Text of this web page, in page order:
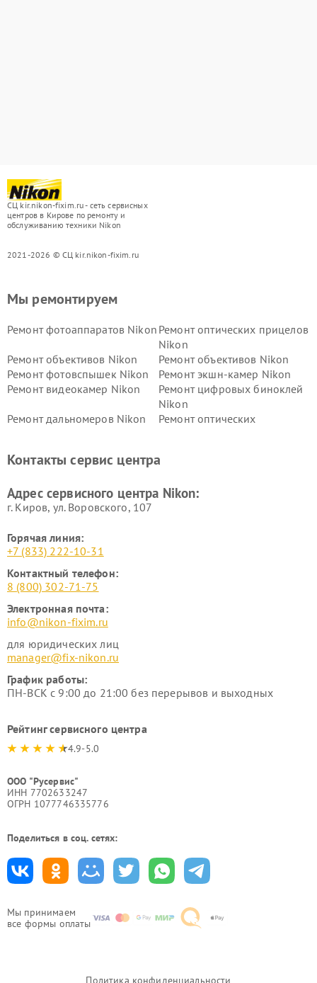
СЦ kir.nikon-fixim.ru - сеть сервисных
центров в Кирове по ремонту и
обслуживанию техники Nikon
2021-2026 © СЦ kir.nikon-fixim.ru
Мы принимаем
все формы оплаты
Мы ремонтируем
Ремонт фотоаппаратов Nikon Ремонт оптических прицелов
Nikon
Ремонт объективов Nikon
Ремонт объективов Nikon
Ремонт фотовспышек Nikon
Ремонт экшн-камер Nikon
Ремонт видеокамер Nikon
Ремонт цифровых биноклей
Nikon
Ремонт дальномеров Nikon
Ремонт оптических
Контакты сервис центра
Адрес сервисного центра Nikon:
г. Киров, ул. Воровского, 107
Горячая линия:
+7 (833) 222-10-31
Контактный телефон:
8 (800) 302-71-75
Электронная почта:
info@nikon-fixim.ru
для юридических лиц
manager@fix-nikon.ru
График работы:
ПН-ВСК с 9:00 до 21:00 без перерывов и выходных
Рейтинг сервисного центра
4.9-5.0
ООО "Русервис"
ИНН 7702633247
ОГРН 1077746335776
Поделиться в соц. сетях:
Политика конфиденциальности